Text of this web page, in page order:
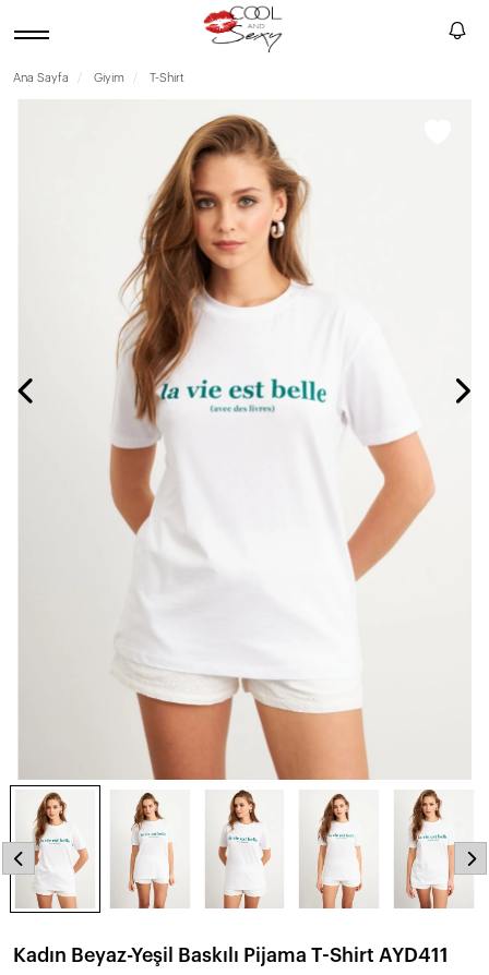
Ana Sayfa Giyim T-Shirt
Kadın Beyaz-Yeşil Baskılı Pijama T-Shirt AYD411